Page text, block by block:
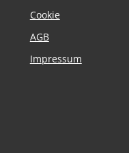
Cookie
AGB
Impressum